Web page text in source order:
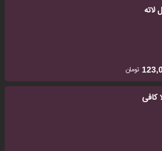
لاته
تومان
کافی